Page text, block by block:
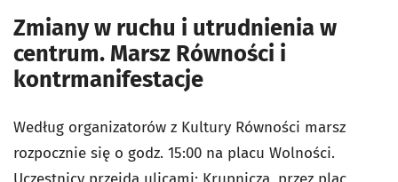
Zmiany w ruchu i utrudnienia w
centrum. Marsz Równości i
kontrmanifestacje
Według organizatorów z Kultury Równości marsz
rozpocznie się o godz. 15:00 na placu Wolności.